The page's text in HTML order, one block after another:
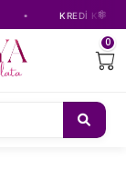
KREDİ KARTINA
0